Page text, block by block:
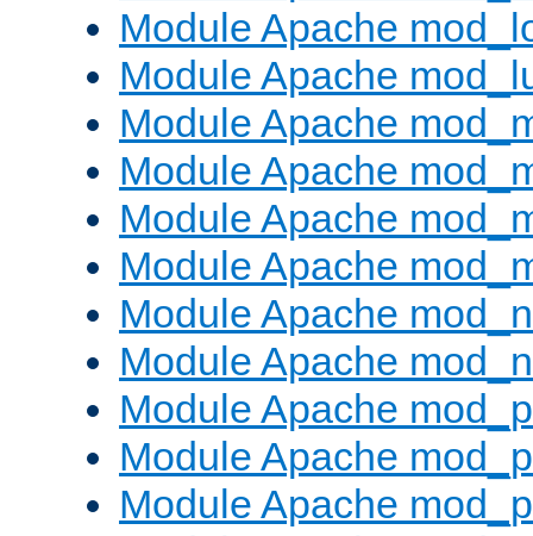
Module Apache
Module Apache
Module Apache
Module Apache
Module Apache
Module Apache
Module Apache
Module Apache
Module Apache
Module Apache
Module Apache